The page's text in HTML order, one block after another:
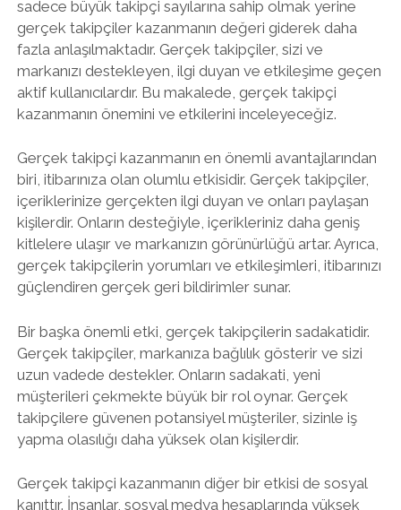
sadece büyük takipçi sayılarına sahip olmak yerine
gerçek takipçiler kazanmanın değeri giderek daha
fazla anlaşılmaktadır. Gerçek takipçiler, sizi ve
markanızı destekleyen, ilgi duyan ve etkileşime geçen
aktif kullanıcılardır. Bu makalede, gerçek takipçi
kazanmanın önemini ve etkilerini inceleyeceğiz.
Gerçek takipçi kazanmanın en önemli avantajlarından
biri, itibarınıza olan olumlu etkisidir. Gerçek takipçiler,
içeriklerinize gerçekten ilgi duyan ve onları paylaşan
kişilerdir. Onların desteğiyle, içerikleriniz daha geniş
kitlelere ulaşır ve markanızın görünürlüğü artar. Ayrıca,
gerçek takipçilerin yorumları ve etkileşimleri, itibarınızı
güçlendiren gerçek geri bildirimler sunar.
Bir başka önemli etki, gerçek takipçilerin sadakatidir.
Gerçek takipçiler, markanıza bağlılık gösterir ve sizi
uzun vadede destekler. Onların sadakati, yeni
müşterileri çekmekte büyük bir rol oynar. Gerçek
takipçilere güvenen potansiyel müşteriler, sizinle iş
yapma olasılığı daha yüksek olan kişilerdir.
Gerçek takipçi kazanmanın diğer bir etkisi de sosyal
kanıttır. İnsanlar, sosyal medya hesaplarında yüksek